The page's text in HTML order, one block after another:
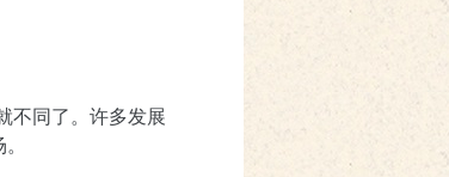
不同了。许多发展